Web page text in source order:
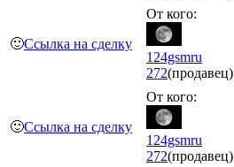
🙂Ссылка на сделку
От кого:
124gsmru
272(продавец)
🙂Ссылка на сделку
От кого:
124gsmru
272(продавец)